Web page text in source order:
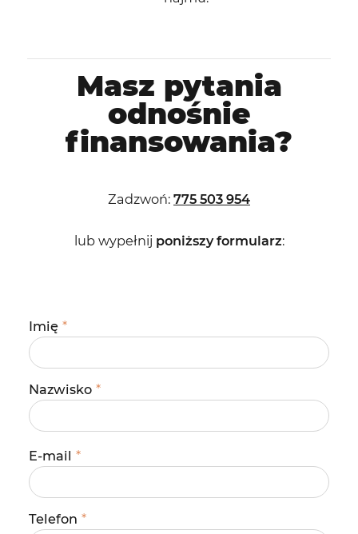
Masz pytania
odnośnie
finansowania?
Zadzwoń: 775 503 954
lub wypełnij poniższy formularz:
Imię *
Nazwisko *
E-mail *
Telefon *